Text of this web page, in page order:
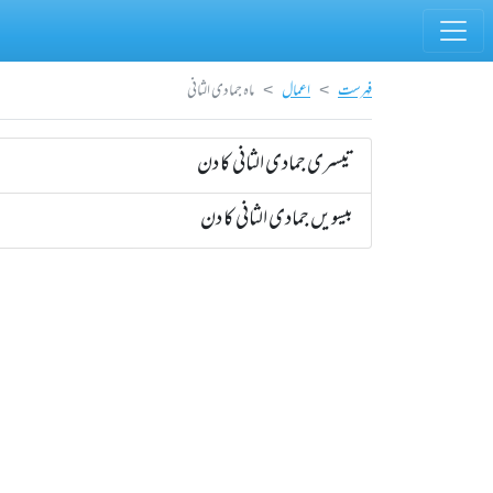
فہرست اعمال ماہ جمادی الثانی
تیسری جمادی الثانی کا دن
بیسویں جمادی الثانی کا دن